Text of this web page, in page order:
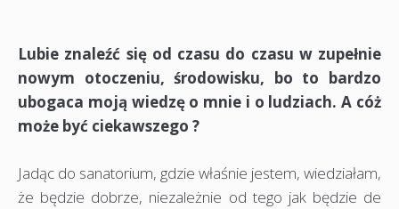
Lubie znaleźć się od czasu do czasu w zupełnie
nowym otoczeniu, środowisku, bo to bardzo
ubogaca moją wiedzę o mnie i o ludziach. A cóż
może być ciekawszego ?
Jadąc do sanatorium, gdzie właśnie jestem, wiedziałam,
że będzie dobrze, niezależnie od tego jak będzie de